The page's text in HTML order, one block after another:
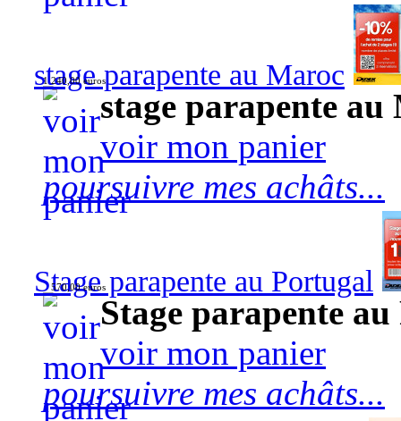
stage parapente au Maroc
1 240,00 euros
stage parapente au
voir mon panier
poursuivre mes achâts...
Stage parapente au Portugal
570,00 euros
Stage parapente
voir mon panier
poursuivre mes achâts...